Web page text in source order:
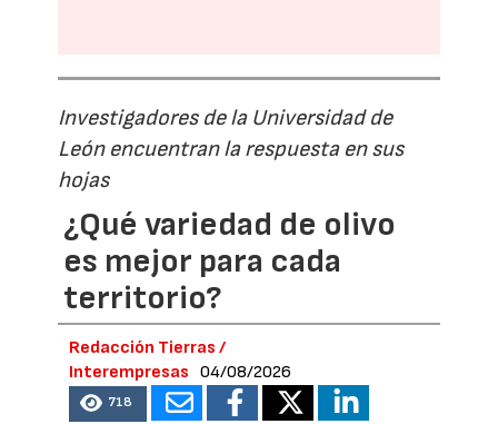
Investigadores de la Universidad de
León encuentran la respuesta en sus
hojas
¿Qué variedad de olivo
es mejor para cada
territorio?
Redacción Tierras /
Interempresas
04/08/2026
718